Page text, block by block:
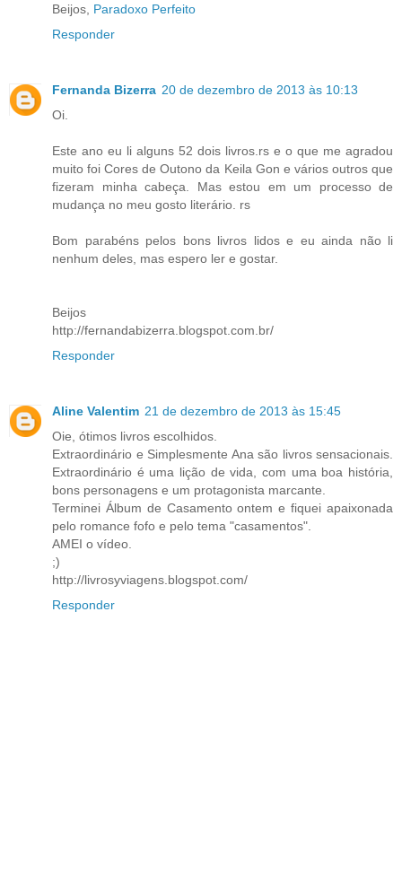
Beijos, Paradoxo Perfeito
Responder
Fernanda Bizerra 20 de dezembro de 2013 às 10:13
Oi.
Este ano eu li alguns 52 dois livros.rs e o que me agradou
muito foi Cores de Outono da Keila Gon e vários outros que
fizeram minha cabeça. Mas estou em um processo de
mudança no meu gosto literário. rs
Bom parabéns pelos bons livros lidos e eu ainda não li
nenhum deles, mas espero ler e gostar.
Beijos
http://fernandabizerra.blogspot.com.br/
Responder
Aline Valentim 21 de dezembro de 2013 às 15:45
Oie, ótimos livros escolhidos.
Extraordinário e Simplesmente Ana são livros sensacionais.
Extraordinário é uma lição de vida, com uma boa história,
bons personagens e um protagonista marcante.
Terminei Álbum de Casamento ontem e fiquei apaixonada
pelo romance fofo e pelo tema "casamentos".
AMEI o vídeo.
;)
http://livrosyviagens.blogspot.com/
Responder